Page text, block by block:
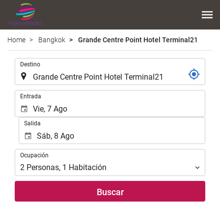
Home Bangkok Grande Centre Point Hotel Terminal21
Destino
Entrada
Salida
Ocupación
Ocupación
2 Personas, 1 Habitación
Buscar